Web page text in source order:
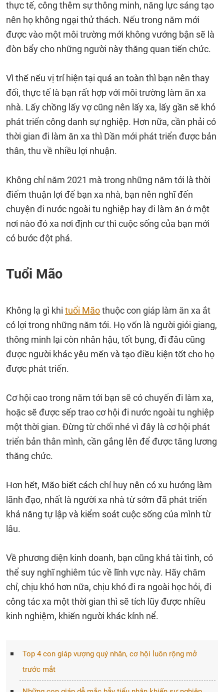
thực tế, công thêm sự thông minh, năng lực sáng tạo
nên họ không ngại thử thách. Nếu trong năm mới
được vào một môi trường mới không vướng bận sẽ là
đòn bẩy cho những người này thăng quan tiến chức.
Vì thế nếu vị trí hiện tại quá an toàn thì bạn nên thay
đổi, thực tế là bạn rất hợp với môi trường làm ăn xa
nhà. Lấy chồng lấy vợ cũng nên lấy xa, lấy gần sẽ khó
phát triển công danh sự nghiệp. Hơn nữa, cần phải có
thời gian đi làm ăn xa thì Dần mới phát triển được bản
thân, thu về nhiều lợi nhuận.
Không chỉ năm 2021 mà trong những năm tới là thời
điểm thuận lợi để bạn xa nhà, bạn nên nghĩ đến
chuyện đi nước ngoài tu nghiệp hay đi làm ăn ở một
nơi nào đó xa nơi định cư thì cuộc sống của bạn mới
có bước đột phá.
Tuổi Mão
Không lạ gì khi tuổi Mãothuộc con giáp làm ăn xa ắt
có lợi trong những năm tới. Họ vốn là người giỏi giang,
thông minh lại còn nhân hậu, tốt bụng, đi đâu cũng
được người khác yêu mến và tạo điều kiện tốt cho họ
được phát triển.
Cơ hội cao trong năm tới bạn sẽ có chuyến đi làm xa,
hoặc sẽ được sếp trao cơ hội đi nước ngoài tu nghiệp
một thời gian. Đừng từ chối nhé vì đây là cơ hội phát
triển bản thân mình, cần gắng lên để được tăng lương
thăng chức.
Hơn hết, Mão biết cách chỉ huy nên có xu hướng làm
lãnh đạo, nhất là người xa nhà từ sớm đã phát triển
khả năng tự lập và kiểm soát cuộc sống của mình từ
lâu.
Về phương diện kinh doanh, bạn cũng khá tài tình, có
thể suy nghĩ nghiêm túc về lĩnh vực này. Hãy chăm
chỉ, chịu khó hơn nữa, chịu khó đi ra ngoài học hỏi, đi
công tác xa một thời gian thì sẽ tích lũy được nhiều
kinh nghiệm, khiến người khác kính nể.
Top 4 con giáp vượng quý nhân, cơ hội luôn rộng mở
trước mắt